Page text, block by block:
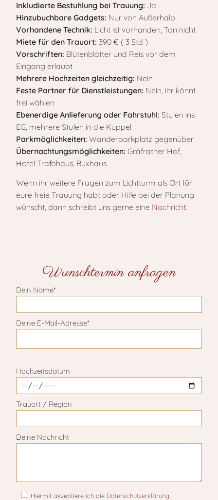
Inkludierte Bestuhlung bei Trauung: Ja
Hinzubuchbare Gadgets: Nur von Außerhalb
Vorhandene Technik: Licht ist vorhanden, Ton nicht
Miete für den Trauort: 390 € ( 3 Std )
Vorschriften: Blütenblätter und Reis vor dem
Eingang erlaubt
Mehrere Hochzeiten gleichzeitig: Nein
Feste Partner für Dienstleistungen: Nein, ihr könnt
frei wählen
Ebenerdige Anlieferung oder Fahrstuhl: Stufen ins
EG, mehrere Stufen in die Kuppel
Parkmöglichkeiten: Wanderparkplatz gegenüber
Übernachtungsmöglichkeiten: Gräfrather Hof,
Hotel Trafohaus, Buxhaus
Wenn ihr weitere Fragen zum Lichtturm als Ort für
eure freie Trauung habt oder Hilfe bei der Planung
wünscht, dann schreibt uns gerne eine Nachricht.
Wunschtermin anfragen
Dein Name*
Deine E-Mail-Adresse*
Hochzeitsdatum
Trauort / Region
Deine Nachricht
Hiermit akzeptiere ich die Datenschutzerklärung